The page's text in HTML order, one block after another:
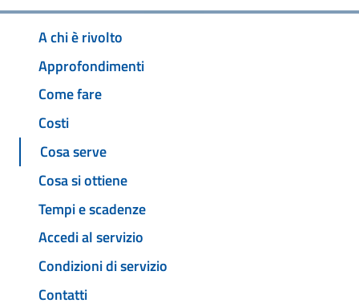
A chi è rivolto
Approfondimenti
Come fare
Costi
Cosa serve
Cosa si ottiene
Tempi e scadenze
Accedi al servizio
Condizioni di servizio
Contatti